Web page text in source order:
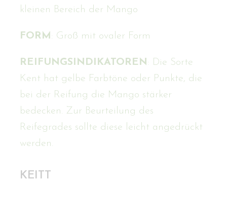
kleinen Bereich der Mango
FORM : Groß mit ovaler Form
REIFUNGSINDIKATOREN : Die Sorte
Kent hat gelbe Farbtöne oder Punkte, die
bei der Reifung die Mango stärker
bedecken. Zur Beurteilung des
Reifegrades sollte diese leicht angedrückt
werden.
KEITT